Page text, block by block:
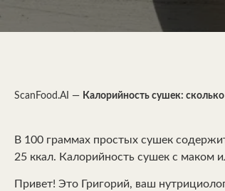
ScanFood.AI — Калорийность сушек:
В 100 граммах простых сушек
25 ккал. Калорийность сушек с маком
Привет! Это Григорий, ваш